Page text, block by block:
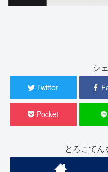
シ
Twitter
Pocket
とろこてん